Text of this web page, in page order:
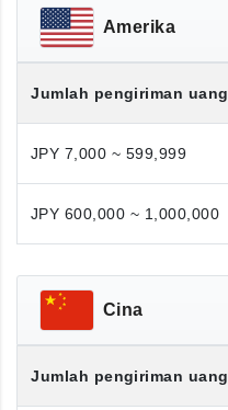
Amerika
Jumlah pengiriman uang
JPY 7,000 ~ 599,999
JPY 600,000 ~ 1,000,000
Cina
Jumlah pengiriman uang